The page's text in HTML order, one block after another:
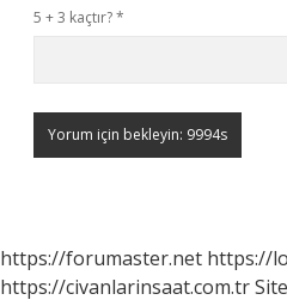
5 + 3 kaçtır?*
https://forumaster.net https://
https://civanlarinsaat.com.tr